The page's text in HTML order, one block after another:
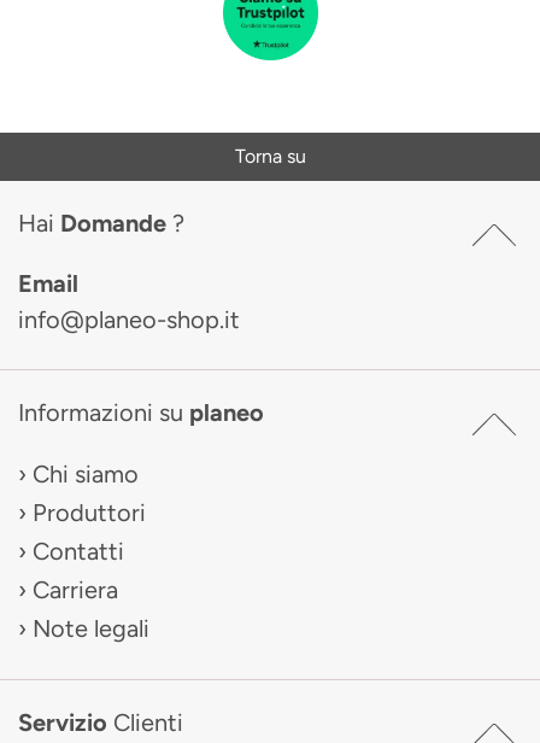
Torna su
Hai Domande ?
Email
info@planeo-shop.it
Informazioni su planeo
Chi siamo
Produttori
Contatti
Carriera
Note legali
Servizio Clienti